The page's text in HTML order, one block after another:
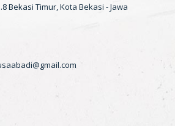
Bekasi Timur, Kota Bekasi - Jawa